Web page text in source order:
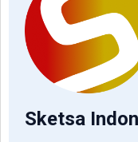
Sketsa